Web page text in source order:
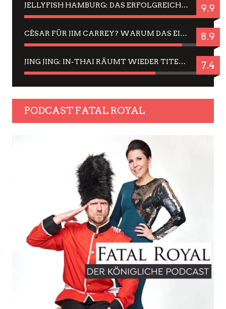
JELLYFISH HAMBURG: DAS ERFOLGREICHE SOMMER-MENÜ 2025 IN GEFÜHLEN UND BILDERN 9.9
CÉSAR FÜR JIM CARREY? WARUM DAS EINER DER NERVIGSTEN ACTORS IST UND BLEIBT 8.9
JING JING: IN-THAI RÄUMT WIEDER TITEL AB – EIN ZWEI-STUNDEN-ERLEBNISBERICHT 7.4
PODCAST FATAL ROYAL